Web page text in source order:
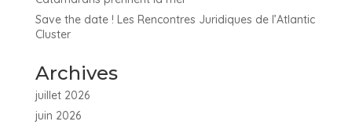
Save the date ! Les Rencontres Juridiques de l’Atlantic
Cluster
Archives
juillet 2026
juin 2026